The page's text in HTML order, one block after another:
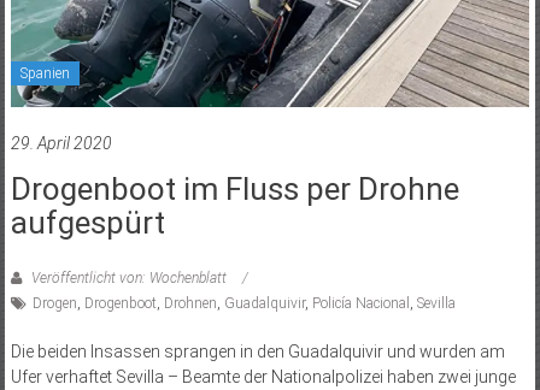
Spanien
29. April 2020
Drogenboot im Fluss per Drohne
aufgespürt
Veröffentlicht von: Wochenblatt
Drogen, Drogenboot, Drohnen, Guadalquivir, Policía Nacional , Sevilla
Die beiden Insassen sprangen in den Guadalquivir und wurden am
Ufer verhaftet Sevilla – Beamte der Nationalpolizei haben zwei junge